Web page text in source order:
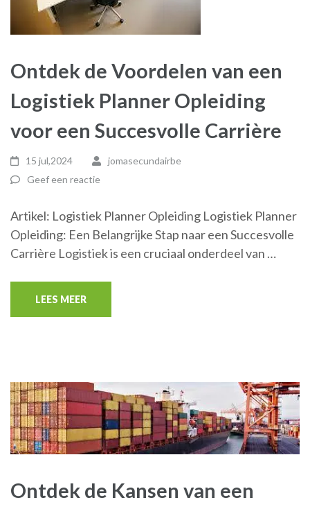
Ontdek de Voordelen van een
Logistiek Planner Opleiding
voor een Succesvolle Carrière
15 jul,2024
jomasecundairbe
Geef een reactie
Artikel: Logistiek Planner Opleiding Logistiek Planner
Opleiding: Een Belangrijke Stap naar een Succesvolle
Carrière Logistiek is een cruciaal onderdeel van …
LEES MEER
Ontdek de Kansen van een